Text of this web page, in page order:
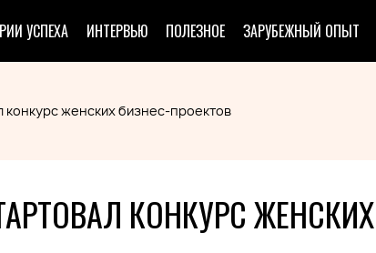
УСПЕХА ИНТЕРВЬЮ ПОЛЕЗНОЕ ЗАРУБЕЖНЫЙ ОПЫТ
конкурс женских бизнес-проектов
КОНКУРС ЖЕНСКИХ